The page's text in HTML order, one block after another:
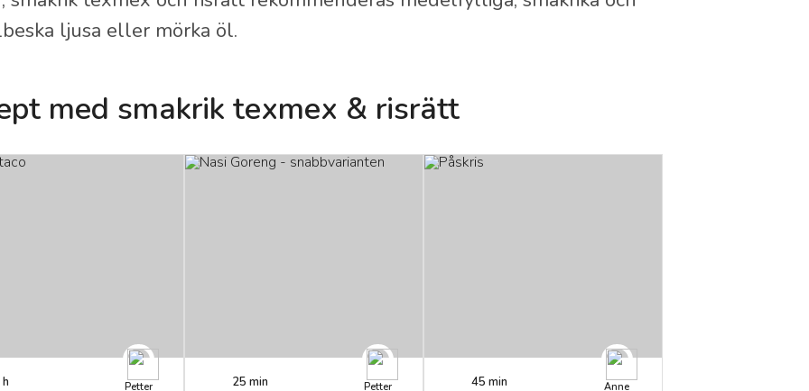
ljusa eller mörka öl.
med smakrik texmex & risrätt
Petter
25 min
Petter
45 min
Anne